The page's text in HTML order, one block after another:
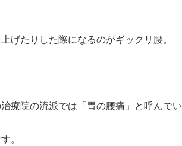
げたりした際になるのがギックリ腰。
療院の流派では「胃の腰痛」と呼んで
。